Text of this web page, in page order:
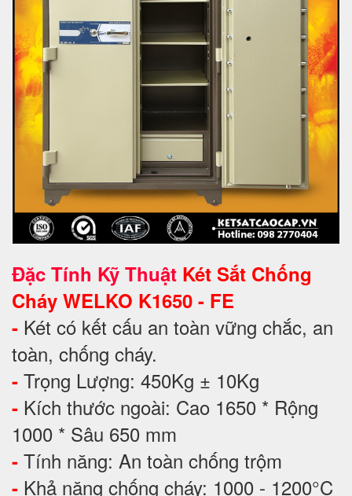
Đặc Tính Kỹ Thuật Két Sắt Chống
Cháy WELKO K1650 - FE
- Két có kết cấu an toàn vững chắc, an
toàn, chống cháy.
- Trọng Lượng: 450Kg ± 10Kg
- Kích thước ngoài: Cao 1650 * Rộng
1000 * Sâu 650 mm
- Tính năng: An toàn chống trộm
- Khả năng chống cháy: 1000 - 1200°C